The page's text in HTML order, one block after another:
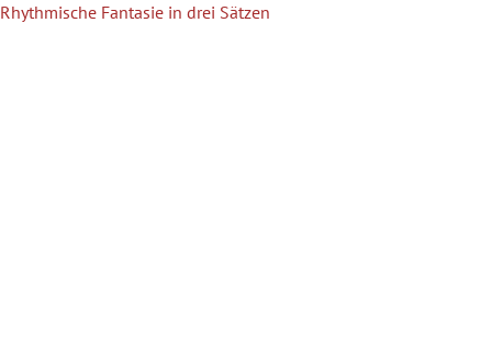
Rhythmische Fantasie in drei Sätzen